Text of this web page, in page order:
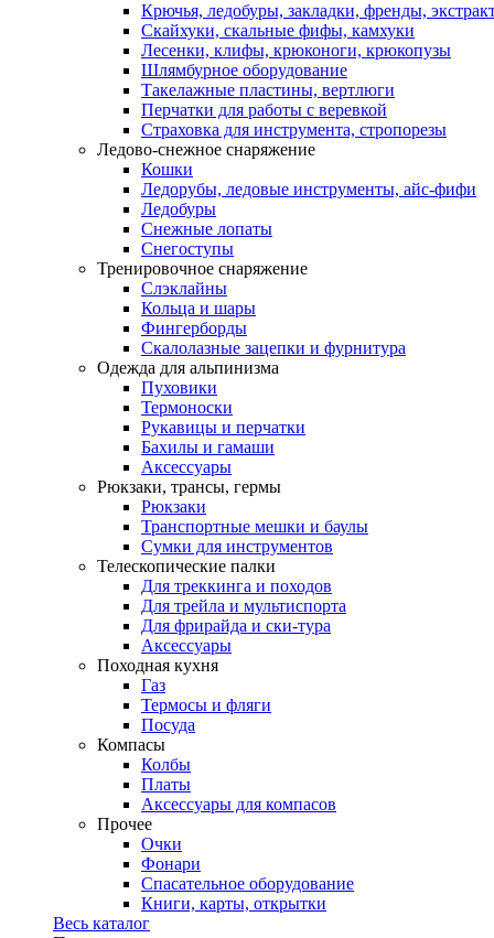
Крючья, ледобуры, закладки, френды,
Скайхуки, скальные фифы, камхуки
Лесенки, клифы, крюконоги, крюкопузы
Шлямбурное оборудование
Такелажные пластины, вертлюги
Перчатки для работы с веревкой
Страховка для инструмента, стропорезы
Ледово-снежное снаряжение
Кошки
Ледорубы, ледовые инструменты, айс-фифи
Ледобуры
Снежные лопаты
Снегоступы
Тренировочное снаряжение
Слэклайны
Кольца и шары
Фингерборды
Скалолазные зацепки и фурнитура
Одежда для альпинизма
Пуховики
Термоноски
Рукавицы и перчатки
Бахилы и гамаши
Аксессуары
Рюкзаки, трансы, гермы
Рюкзаки
Транспортные мешки и баулы
Сумки для инструментов
Телескопические палки
Для треккинга и походов
Для трейла и мультиспорта
Для фрирайда и ски-тура
Аксессуары
Походная кухня
Газ
Термосы и фляги
Посуда
Компасы
Колбы
Платы
Аксессуары для компасов
Прочее
Очки
Фонари
Спасательное оборудование
Книги, карты, открытки
Весь каталог